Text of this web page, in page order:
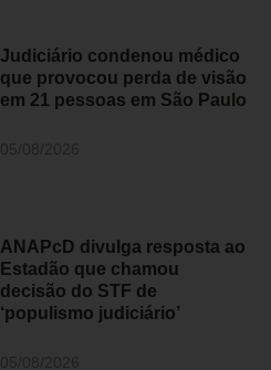
Judiciário condenou médico
que provocou perda de visão
em 21 pessoas em São Paulo
ANAPcD divulga resposta ao
Estadão que chamou
decisão do STF de
‘populismo judiciário’